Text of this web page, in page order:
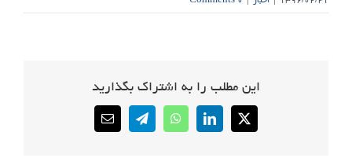
این مطلب را به اشتراک بگذارید
X
LinkedIn
WhatsApp
Telegram
Email